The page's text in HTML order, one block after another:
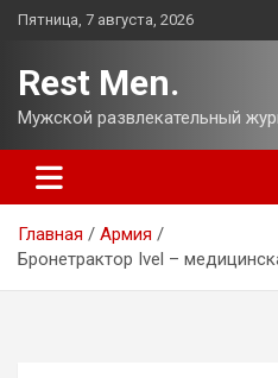
Перейти
Пятница, 7 августа, 2026
Rest Men.
Мужской развлекательный
Главная
Армия
Бронетрактор Ivel –